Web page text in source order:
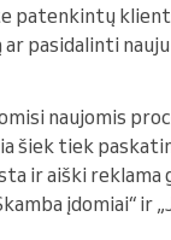
patenkintų
pasidalinti
naujomis
šiek tiek
ir aiški reklama
įdomiai“ ir